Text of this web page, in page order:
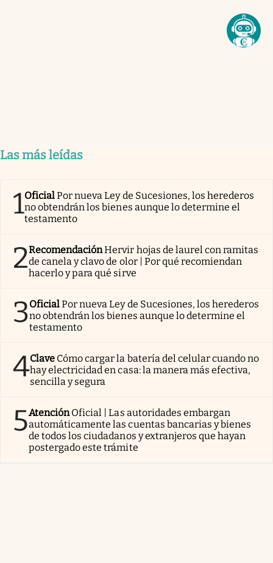
Las más leídas
1OficialPor nueva Ley de Sucesiones, los herederos
no obtendrán los bienes aunque lo determine el
testamento
2RecomendaciónHervir hojas de laurel con ramitas
de canela y clavo de olor | Por qué recomiendan
hacerlo y para qué sirve
3OficialPor nueva Ley de Sucesiones, los herederos
no obtendrán los bienes aunque lo determine el
testamento
4Clave Cómo cargar la batería del celular cuando no
hay electricidad en casa: la manera más efectiva,
sencilla y segura
5AtenciónOficial | Las autoridades embargan
automáticamente las cuentas bancarias y bienes
de todos los ciudadanos y extranjeros que hayan
postergado este trámite